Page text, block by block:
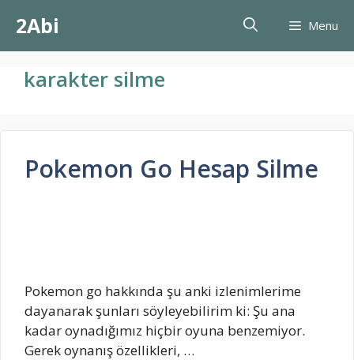
atla2Abi Menu
karakter silme
Pokemon Go Hesap Silme
Pokemon go hakkında şu anki izlenimlerime
dayanarak şunları söyleyebilirim ki: Şu ana
kadar oynadığımız hiçbir oyuna benzemiyor.
Gerek oynanış özellikleri, …